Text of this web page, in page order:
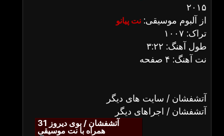
۲۰۱۵
از آلبوم موسیقی: نت پیانو
تراک: ۱۰۰۷
طول آهنگ: ۳:۲۲
نت آهنگ: ۴ صفحه
آتشفشان / سایت های دیگر
آتشفشان / اجراهای دیگر
آتشفشان / بوی دیروز 31
همراه با نت موسیقی